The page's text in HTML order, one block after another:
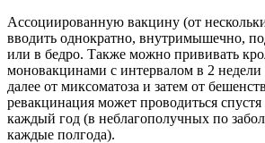
Ассоциированную вакцину (от
вводить однократно, внутримышечно,
или в бедро. Также можно прививать
моновакцинами с интервалом в 2
далее от миксоматоза и затем от
ревакцинация может проводиться спустя
каждый год (в неблагополучных по
каждые полгода).